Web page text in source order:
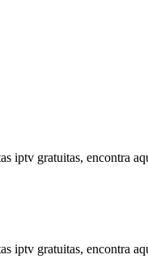
iptv gratuitas, encontra
iptv gratuitas, encontra